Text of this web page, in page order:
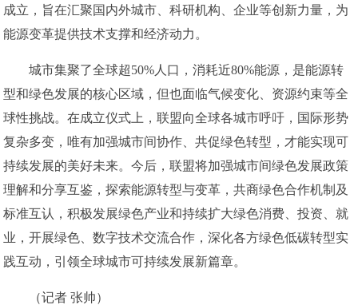
成立，旨在汇聚国内外城市、科研机构、企业等创新力量，为
能源变革提供技术支撑和经济动力。
城市集聚了全球超50%人口，消耗近80%能源，是能源转
型和绿色发展的核心区域，但也面临气候变化、资源约束等全
球性挑战。在成立仪式上，联盟向全球各城市呼吁，国际形势
复杂多变，唯有加强城市间协作、共促绿色转型，才能实现可
持续发展的美好未来。今后，联盟将加强城市间绿色发展政策
理解和分享互鉴，探索能源转型与变革，共商绿色合作机制及
标准互认，积极发展绿色产业和持续扩大绿色消费、投资、就
业，开展绿色、数字技术交流合作，深化各方绿色低碳转型实
践互动，引领全球城市可持续发展新篇章。
（记者 张帅）